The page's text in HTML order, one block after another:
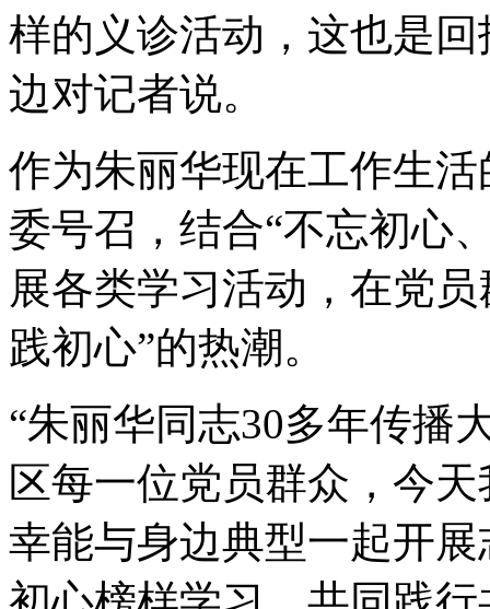
样的义诊活动，这也是
边对记者说。
作为朱丽华现在工作生
委号召，结合“不忘初心
展各类学习活动，在党
践初心”的热潮。
“朱丽华同志30多年传播
区每一位党员群众，今
幸能与身边典型一起开